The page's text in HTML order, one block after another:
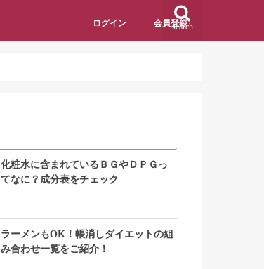
search
ログイン 会員登録
化粧水に含まれているＢＧやＤＰＧっ
てなに？成分表をチェック
ラーメンもOK！帳消しダイエットの組
み合わせ一覧をご紹介！